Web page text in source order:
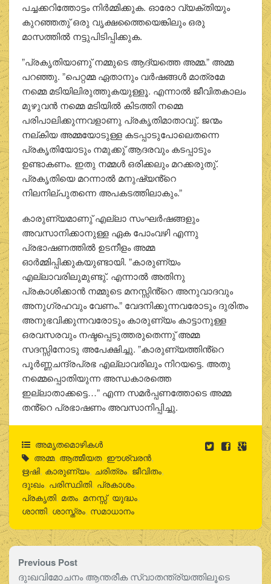
പച്ചക്കറിത്തോട്ടം നിർമ്മിക്കുക. ഓരോ വ്യക്തിയും
കുറഞ്ഞതു് ഒരു വൃക്ഷത്തൈയെങ്കിലും ഒരു
മാസത്തിൽ നട്ടുപിടിപ്പിക്കുക.
”പ്രകൃതിയാണു് നമ്മുടെ ആദ്യത്തെ അമ്മ.” അമ്മ
പറഞ്ഞു. ”പെറ്റമ്മ ഏതാനും വർഷങ്ങൾ മാത്രമേ
നമ്മെ മടിയിലിരുത്തുകയുള്ളൂ. എന്നാൽ ജീവിതകാലം
മുഴുവൻ നമ്മെ മടിയിൽ കിടത്തി നമ്മെ
പരിപാലിക്കുന്നവളാണു പ്രകൃതിമാതാവു്. ജന്മം
നല്കിയ അമ്മയോടുള്ള കടപ്പാടുപോലെതന്നെ
പ്രകൃതിയോടും നമുക്കു് ആദരവും കടപ്പാടും
ഉണ്ടാകണം. ഇതു നമ്മൾ ഒരിക്കലും മറക്കരുതു്.
പ്രകൃതിയെ മറന്നാൽ മനുഷ്യൻ്റെ
നിലനില്പുതന്നെ അപകടത്തിലാകും.”
കാരുണ്യമാണു് എല്ലാ സംഘർഷങ്ങളും
അവസാനിക്കാനുള്ള ഏക പോംവഴി എന്നു
പ്രഭാഷണത്തിൽ ഉടനീളം അമ്മ
ഓർമ്മിപ്പിക്കുകയുണ്ടായി. ”കാരുണ്യം
എല്ലാവരിലുമുണ്ടു്. എന്നാൽ അതിനു
പ്രകാശിക്കാൻ നമ്മുടെ മനസ്സിൻ്റെ അനുവാദവും
അനുഗ്രഹവും വേണം.” വേദനിക്കുന്നവരോടും ദുരിതം
അനുഭവിക്കുന്നവരോടും കാരുണ്യം കാട്ടാനുള്ള
ഒരവസരവും നഷ്ടപ്പെടുത്തരുതെന്നു് അമ്മ
സദസ്സിനോടു അപേക്ഷിച്ചു. ”കാരുണ്യത്തിൻ്റെ
പൂർണ്ണചന്ദ്രപ്രഭ എല്ലാവരിലും നിറയട്ടെ. അതു
നമ്മെപ്പൊതിയുന്ന അന്ധകാരത്തെ
ഇല്ലാതാക്കട്ടെ…” എന്ന സമർപ്പണത്തോടെ അമ്മ
തൻ്റെ പ്രഭാഷണം അവസാനിപ്പിച്ചു.
അമൃതമൊഴികള്‍
അമ്മ, ആത്മീയത, ഈശ്വരന്‍,
ഋഷി, കാരുണ്യം, ചരിത്രം, ജീവിതം,
ദുഃഖം, പരിസ്ഥിതി, പ്രകാശം,
പ്രകൃതി, മതം, മനസ്സ്, യുദ്ധം,
ശാന്തി, ശാസ്ത്രം, സമാധാനം
Previous Post
ദുഃഖവിമോചനം ആന്തരീക സ്വാതന്ത്ര്യത്തിലൂടെ